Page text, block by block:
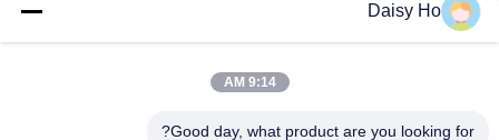
Daisy Ho
9:14 AM
Good day, what product are you looking for?